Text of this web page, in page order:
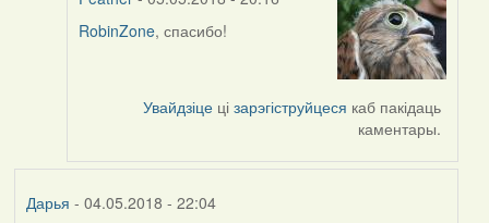
In
RobinZone, спасибо!
Увайдзіце цізарэгіструйцеся каб пакідаць
каментары.
Дарья - 04.05.2018 - 22:04